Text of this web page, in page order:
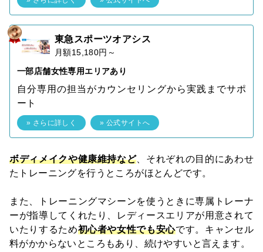
東急スポーツオアシス
月額15,180円～
一部店舗女性専用エリアあり
自分専用の担当がカウンセリングから実践までサポ
ート
» さらに詳しく » 公式サイトへ
ボディメイクや健康維持など、それぞれの目的にあわせ
たトレーニングを行うところがほとんどです。
また、トレーニングマシーンを使うときに専属トレーナ
ーが指導してくれたり、レディースエリアが用意されて
いたりするため初心者や女性でも安心です。キャンセル
料がかからないところもあり、続けやすいと言えます。